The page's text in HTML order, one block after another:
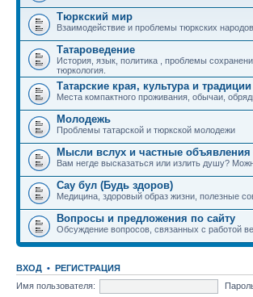
Тюркский мир
Взаимодействие и проблемы тюркских
Татароведение
История, язык, политика , проблемы
тюркология.
Татарские края, культура и традиции
Места компактного проживания, обычаи,
Молодежь
Проблемы татарской и тюркской молодежи
Мысли вслух и частные объявления
Вам негде высказаться или излить душу?
Сау бул (Будь здоров)
Медицина, здоровый образ жизни, полезные
Вопросы и предложения по сайту
Обсуждение вопросов, связанных с работой
ВХОД • РЕГИСТРАЦИЯ
Имя пользователя: